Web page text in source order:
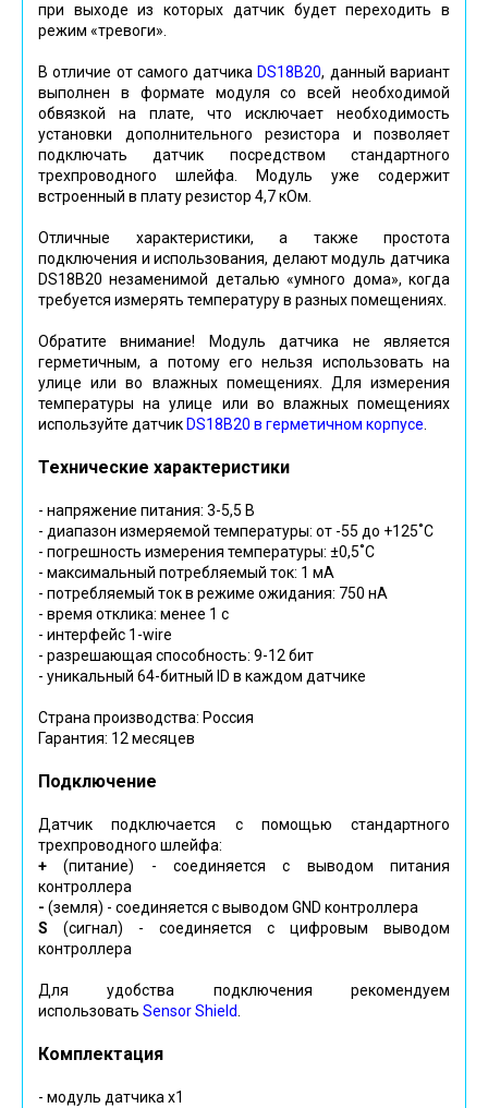
при выходе из которых датчик будет переходить в
режим «тревоги».
В отличие от самого датчика DS18B20, данный вариант
выполнен в формате модуля со всей необходимой
обвязкой на плате, что исключает необходимость
установки дополнительного резистора и позволяет
подключать датчик посредством стандартного
трехпроводного шлейфа. Модуль уже содержит
встроенный в плату резистор 4,7 кОм.
Отличные характеристики, а также простота
подключения и использования, делают модуль датчика
DS18B20 незаменимой деталью «умного дома», когда
требуется измерять температуру в разных помещениях.
Обратите внимание! Модуль датчика не является
герметичным, а потому его нельзя использовать на
улице или во влажных помещениях. Для измерения
температуры на улице или во влажных помещениях
используйте датчик DS18B20 в герметичном корпусе.
Технические характеристики
- напряжение питания: 3-5,5 В
- диапазон измеряемой температуры: от -55 до +125˚С
- погрешность измерения температуры: ±0,5˚С
- максимальный потребляемый ток: 1 мА
- потребляемый ток в режиме ожидания: 750 нА
- время отклика: менее 1 с
- интерфейс 1-wire
- разрешающая способность: 9-12 бит
- уникальный 64-битный ID в каждом датчике
Страна производства: Россия
Гарантия: 12 месяцев
Подключение
Датчик подключается с помощью стандартного
трехпроводного шлейфа:
+ (питание) - соединяется с выводом питания
контроллера
- (земля) - соединяется с выводом GND контроллера
S (сигнал) - соединяется с цифровым выводом
контроллера
Для удобства подключения рекомендуем
использовать Sensor Shield.
Комплектация
- модуль датчика х1